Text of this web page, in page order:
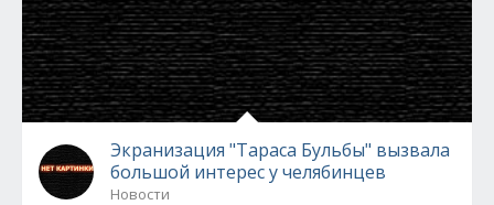
Экранизация "Тараса Бульбы" вызвала
большой интерес у челябинцев
Новости